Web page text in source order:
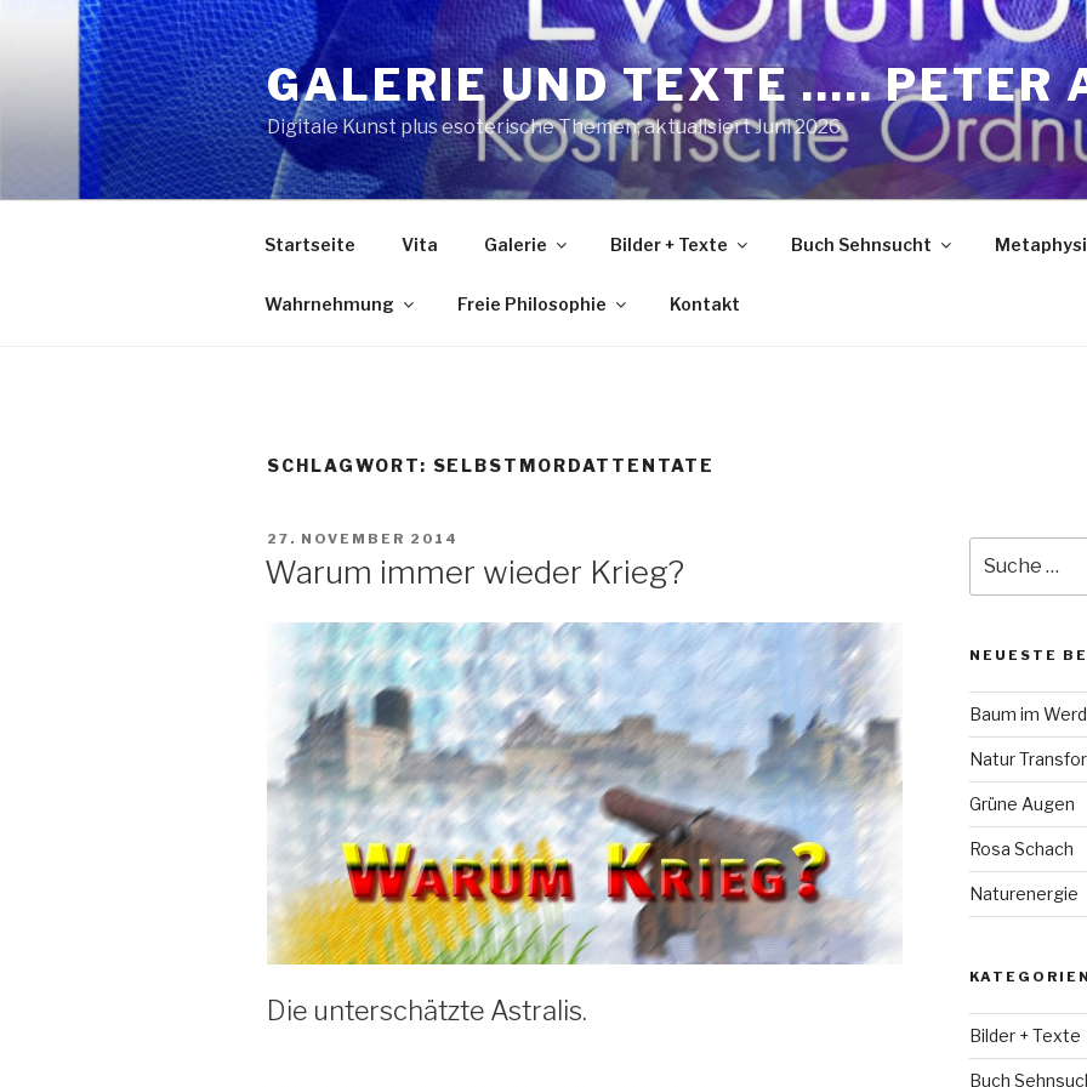
springen
GALERIE UND TEXTE ….. PETER
Digitale Kunst plus esoterische Themen; aktualisiert Juni 2026
Startseite Vita Galerie Bilder + Texte Buch Sehnsucht
Wahrnehmung Freie Philosophie Kontakt
SCHLAGWORT: SELBSTMORDATTENTATE
VERÖFFENTLICHT
27. NOVEMBER 2014
Warum immer wieder Krieg?
Die unterschätzte Astralis.
nach:
NEUESTE
Baum im
Natur
Grüne Augen
Rosa Schach
Naturenergie
KATEGORIEN
Bilder + Texte
Buch